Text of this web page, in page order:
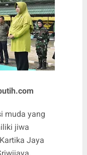
muda yang
jiwa
Jaya